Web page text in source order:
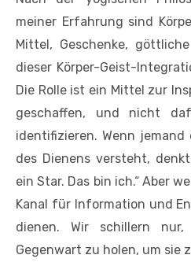
meiner Erfahrung sind
Mittel, Geschenke,
dieser Körper-Geist-
Die Rolle ist ein Mittel zur
geschaffen, und nicht
identifizieren. Wenn
des Dienens versteht,
ein Star. Das bin ich.“ Aber
Kanal für Information und
dienen. Wir schillern
Gegenwart zu holen, um sie